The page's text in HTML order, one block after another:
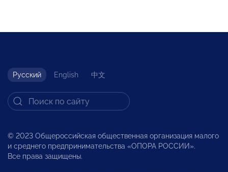
Русский English 中文
© 2023 Общероссийская общественная организация малого
и среднего предпринимательства «ОПОРА РОССИИ».
Все права защищены.